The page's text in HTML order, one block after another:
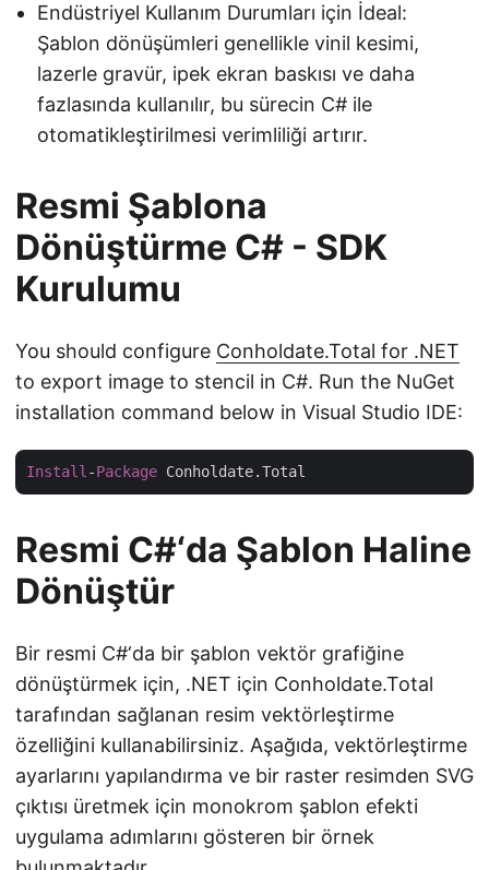
Endüstriyel Kullanım Durumları için İdeal:
Şablon dönüşümleri genellikle vinil kesimi,
lazerle gravür, ipek ekran baskısı ve daha
fazlasında kullanılır, bu sürecin C# ile
otomatikleştirilmesi verimliliği artırır.
Resmi Şablona
Dönüştürme C# - SDK
Kurulumu
You should configure Conholdate.Total for .NET
to export image to stencil in C#. Run the NuGet
installation command below in Visual Studio IDE:
Install -Package
Resmi C#‘da Şablon Haline
Dönüştür
Bir resmi C#‘da bir şablon vektör grafiğine
dönüştürmek için, .NET için Conholdate.Total
tarafından sağlanan resim vektörleştirme
özelliğini kullanabilirsiniz. Aşağıda, vektörleştirme
ayarlarını yapılandırma ve bir raster resimden SVG
çıktısı üretmek için monokrom şablon efekti
uygulama adımlarını gösteren bir örnek